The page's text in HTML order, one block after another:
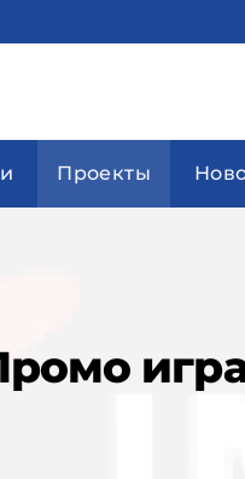
Проекты